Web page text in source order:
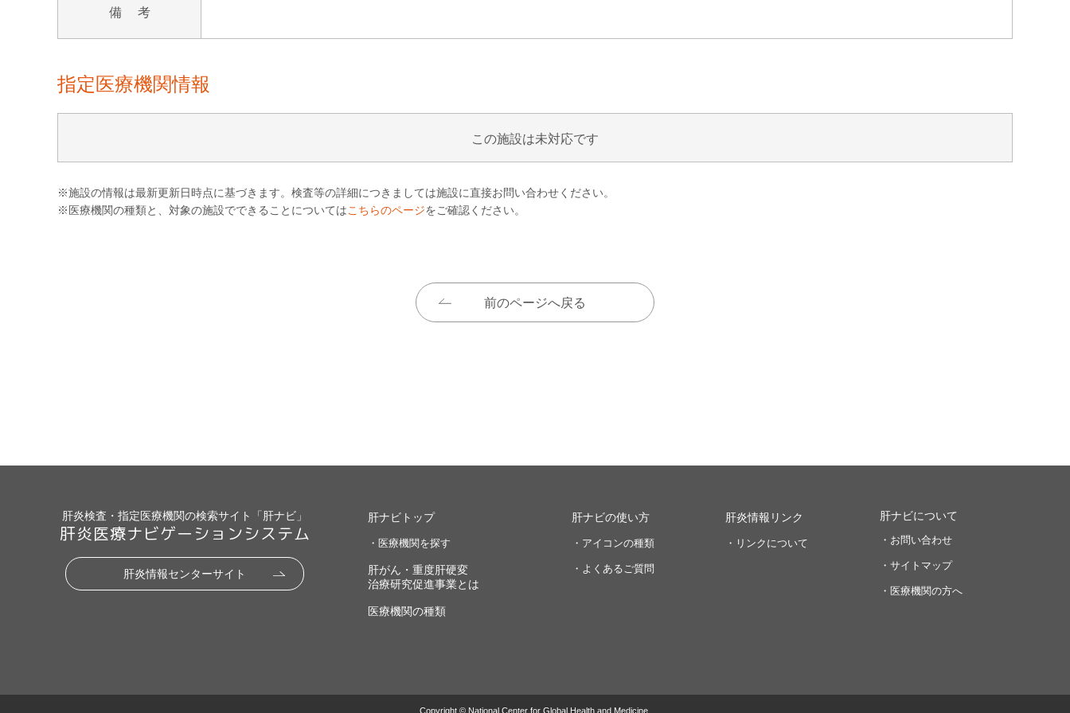
備 考
指定医療機関情報
この施設は未対応です
※施設の情報は最新更新日時点に基づきます。検査等の詳細につきましては施設に直接お問い合わせください。
※医療機関の種類と、対象の施設でできることについてはこちらのページをご確認ください。
前のページへ戻る
肝炎検査・指定医療機関の検索サイト「肝ナビ」
肝炎医療ナビゲーションシステム
肝炎情報センターサイト
肝ナビトップ
・医療機関を探す
肝がん・重度肝硬変
治療研究促進事業とは
医療機関の種類
肝ナビの使い方
・アイコンの種類
・よくあるご質問
肝炎情報リンク
・リンクについて
肝ナビについて
・お問い合わせ
・サイトマップ
・医療機関の方へ
Copyright © National Center for Global Health and Medicine.